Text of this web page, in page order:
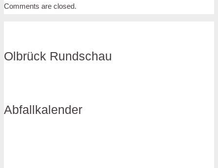
Comments are closed.
Olbrück Rundschau
Abfallkalender